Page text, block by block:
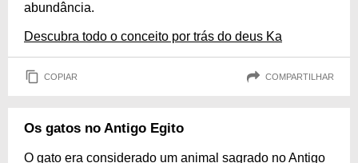
abundância.
Descubra todo o conceito por trás do deus Ka
COPIAR COMPARTILHAR
Os gatos no Antigo Egito
O gato era considerado um animal sagrado no Antigo